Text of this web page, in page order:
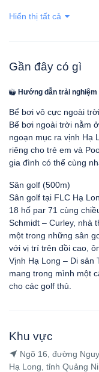
Hiển thị tất cả
Gần đây có gì
Hướng dẫn trải nghiệm
Bể bơi vô cực ngoài
Bể bơi ngoài trời nằm
ngoạn mục ra vịnh Hạ
riêng cho trẻ em và
gia đình có thể cùng
Sân golf (500m)
Sân golf tại FLC Hạ
18 hố par 71 cùng
Schmidt – Curley, nhà
một trong những sân
với vị trí trên đồi cao,
Vịnh Hạ Long – Di sản
mang trong mình một
cho các golf thủ.
Khu vực
Ngõ 16, đường
Hạ Long, tỉnh Quảng